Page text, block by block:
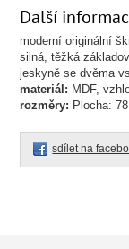
Další
moderní originální
silná, těžká
jeskyně se dvěma
materiál: MDF,
rozměry: Plocha:
sdílet na